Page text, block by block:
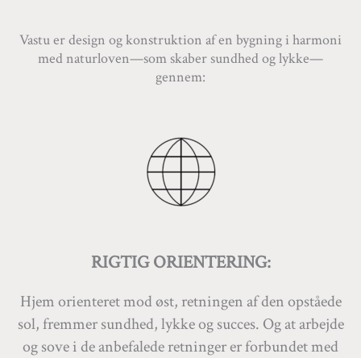
Vastu er design og konstruktion af en bygning i harmoni
med naturloven—som skaber sundhed og lykke—
gennem:
RIGTIG ORIENTERING:
Hjem orienteret mod øst, retningen af den opståede
sol, fremmer sundhed, lykke og succes. Og at arbejde
og sove i de anbefalede retninger er forbundet med